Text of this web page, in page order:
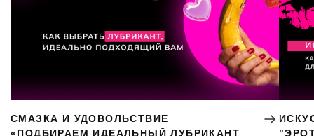
СМАЗКА И УДОВОЛЬСТВИЕ
«ПОДБИРАЕМ ИДЕАЛЬНЫЙ ЛУБРИКАНТ